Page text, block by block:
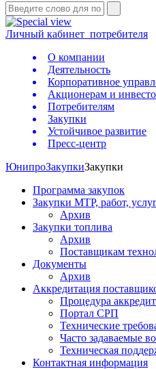
Личный кабинет потребителя
О компании
Деятельность
Корпоративное
Акционерам и
Потребителям
Закупки
Устойчивое развитие
Пресс-центр
ЮнипроЗакупкиЗакупки
Программа закупок
Закупки МТР, работ,
Архив
Закупки топлива
Архив
Поставщикам
Документы
Архив
Аккредитация
Процедура
Портал СРП
Технические
Часто задаваемые
Техническая
Контактная информация